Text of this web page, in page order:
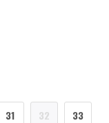
31 32
33